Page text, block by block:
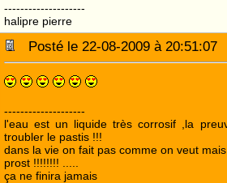
--------------------
halipre pierre
Posté le 22-08-2009 à
--------------------
l'eau est un liquide très corrosif ,la
troubler le pastis !!!
dans la vie on fait pas comme on veut
prost !!!!!!!! .....
ça ne finira jamais